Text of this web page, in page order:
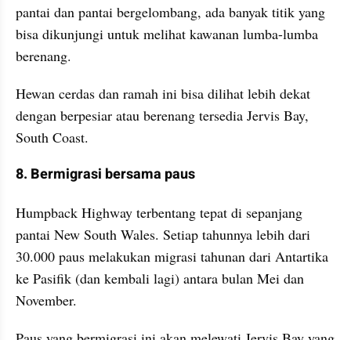
pantai dan pantai bergelombang, ada banyak titik yang
bisa dikunjungi untuk melihat kawanan lumba-lumba
berenang.
Hewan cerdas dan ramah ini bisa dilihat lebih dekat
dengan berpesiar atau berenang tersedia Jervis Bay,
South Coast.
8. Bermigrasi bersama paus
Humpback Highway terbentang tepat di sepanjang
pantai New South Wales. Setiap tahunnya lebih dari
30.000 paus melakukan migrasi tahunan dari Antartika
ke Pasifik (dan kembali lagi) antara bulan Mei dan
November.